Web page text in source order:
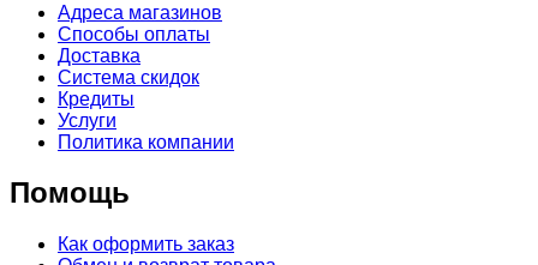
Адреса магазинов
Способы оплаты
Доставка
Система скидок
Кредиты
Услуги
Политика компании
Помощь
Как оформить заказ